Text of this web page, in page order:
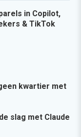
in Copilot,
& TikTok
kwartier met
slag met Claude